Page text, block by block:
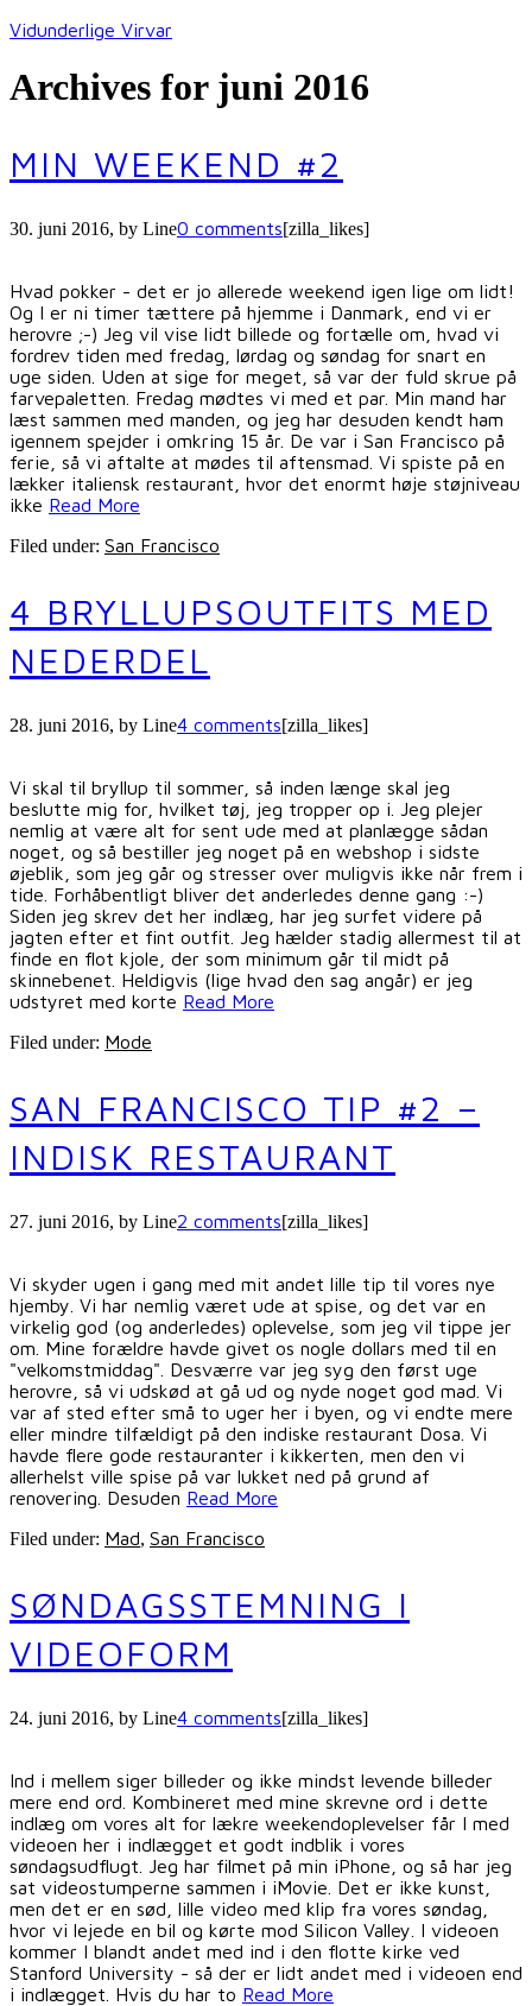
Vidunderlige Virvar
Archives for juni 2016
MIN WEEKEND #2
30. juni 2016, by Line0 comments[zilla_likes]
Hvad pokker - det er jo allerede weekend igen lige om lidt!
Og I er ni timer tættere på hjemme i Danmark, end vi er
herovre ;-) Jeg vil vise lidt billede og fortælle om, hvad vi
fordrev tiden med fredag, lørdag og søndag for snart en
uge siden. Uden at sige for meget, så var der fuld skrue på
farvepaletten. Fredag mødtes vi med et par. Min mand har
læst sammen med manden, og jeg har desuden kendt ham
igennem spejder i omkring 15 år. De var i San Francisco på
ferie, så vi aftalte at mødes til aftensmad. Vi spiste på en
lækker italiensk restaurant, hvor det enormt høje støjniveau
ikke Read More
Filed under: San Francisco
4 BRYLLUPSOUTFITS MED
NEDERDEL
28. juni 2016, by Line4 comments[zilla_likes]
Vi skal til bryllup til sommer, så inden længe skal jeg
beslutte mig for, hvilket tøj, jeg tropper op i. Jeg plejer
nemlig at være alt for sent ude med at planlægge sådan
noget, og så bestiller jeg noget på en webshop i sidste
øjeblik, som jeg går og stresser over muligvis ikke når frem i
tide. Forhåbentligt bliver det anderledes denne gang :-)
Siden jeg skrev det her indlæg, har jeg surfet videre på
jagten efter et fint outfit. Jeg hælder stadig allermest til at
finde en flot kjole, der som minimum går til midt på
skinnebenet. Heldigvis (lige hvad den sag angår) er jeg
udstyret med korte Read More
Filed under: Mode
SAN FRANCISCO TIP #2 –
INDISK RESTAURANT
27. juni 2016, by Line2 comments[zilla_likes]
Vi skyder ugen i gang med mit andet lille tip til vores nye
hjemby. Vi har nemlig været ude at spise, og det var en
virkelig god (og anderledes) oplevelse, som jeg vil tippe jer
om. Mine forældre havde givet os nogle dollars med til en
"velkomstmiddag". Desværre var jeg syg den først uge
herovre, så vi udskød at gå ud og nyde noget god mad. Vi
var af sted efter små to uger her i byen, og vi endte mere
eller mindre tilfældigt på den indiske restaurant Dosa. Vi
havde flere gode restauranter i kikkerten, men den vi
allerhelst ville spise på var lukket ned på grund af
renovering. Desuden Read More
Filed under: Mad, San Francisco
SØNDAGSSTEMNING I
VIDEOFORM
24. juni 2016, by Line4 comments[zilla_likes]
Ind i mellem siger billeder og ikke mindst levende billeder
mere end ord. Kombineret med mine skrevne ord i dette
indlæg om vores alt for lækre weekendoplevelser får I med
videoen her i indlægget et godt indblik i vores
søndagsudflugt. Jeg har filmet på min iPhone, og så har jeg
sat videostumperne sammen i iMovie. Det er ikke kunst,
men det er en sød, lille video med klip fra vores søndag,
hvor vi lejede en bil og kørte mod Silicon Valley. I videoen
kommer I blandt andet med ind i den flotte kirke ved
Stanford University - så der er lidt andet med i videoen end
i indlægget. Hvis du har to Read More